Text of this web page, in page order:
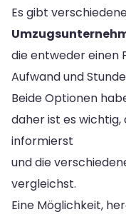
Es gibt
die entweder einen
Aufwand und
Beide Optionen
daher ist es wichtig,
informierst
und die
vergleichst.
Eine Möglichkeit,